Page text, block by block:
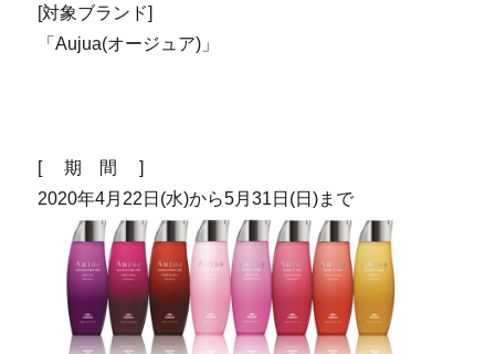
[対象ブランド]
「Aujua(オージュア)」
[ 期 間 ]
2020年4月22日(水)から5月31日(日)まで